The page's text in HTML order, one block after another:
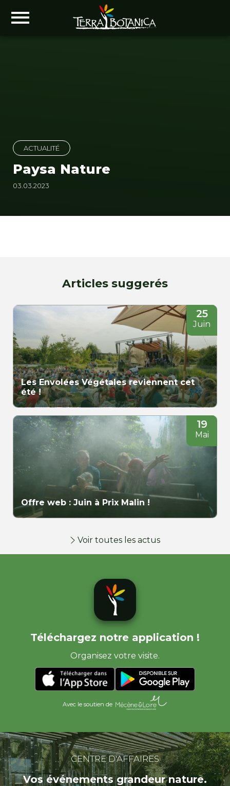
ACTUALITÉ
Paysa Nature
03.03.2023
Articles suggerés
25
Juin
Les Envolées Végétales reviennent cet
été !
19
Mai
Offre web : Juin à Prix Malin !
Voir toutes les actus
Téléchargez notre application !
Organisez votre visite.
Avec le soutien de
CENTRE D'AFFAIRES
Vos événements grandeur nature.